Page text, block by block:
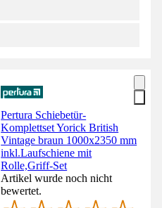
Pertura Schiebetür-
Komplettset Yorick British
Vintage braun 1000x2350 mm
inkl.Laufschiene mit
Rolle,Griff-Set
Artikel wurde noch nicht
bewertet.